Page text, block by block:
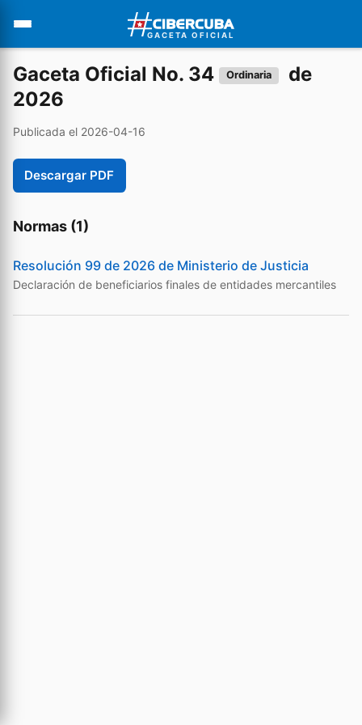
GACETA OFICIAL
Gaceta Oficial No. 34 Ordinaria
de
2026
Publicada el 2026-04-16
Descargar PDF
Normas (1)
Resolución 99 de 2026 de Ministerio de Justicia
Declaración de beneficiarios finales de entidades mercantiles